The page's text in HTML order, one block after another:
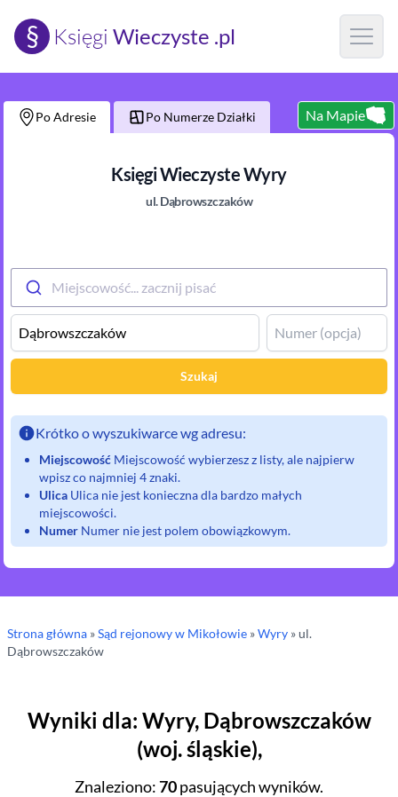
§ Księgi Wieczyste .pl Open
Po Adresie Po Numerze Działki Na Mapie
Księgi WieczysteWyry
ul.Dąbrowszczaków
Miejscowość... zacznij pisać
Szukaj
Krótko o wyszukiwarce wg adresu:
Miejscowość Miejscowość wybierzesz z listy, ale najpierw
wpisz co najmniej 4 znaki.
Ulica Ulica nie jest konieczna dla bardzo małych
miejscowości.
Numer Numer nie jest polem obowiązkowym.
Strona główna »Sąd rejonowyw Mikołowie »Wyry » ul.
Dąbrowszczaków
Wyniki dla: Wyry, Dąbrowszczaków
(woj.śląskie),
Znaleziono:70pasujących wyników.